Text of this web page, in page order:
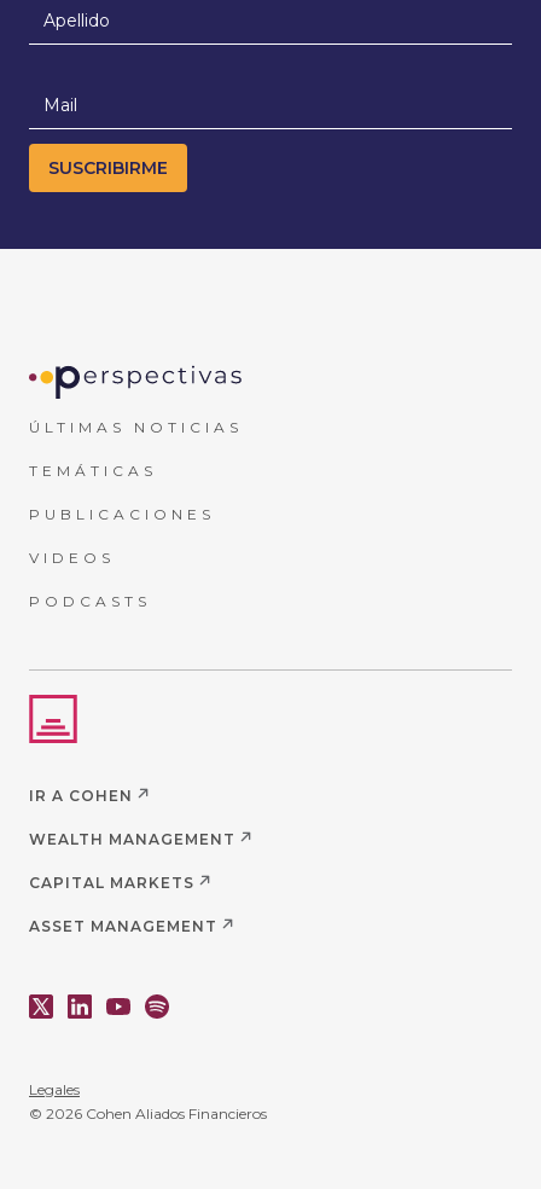
ÚLTIMAS NOTICIAS
TEMÁTICAS
PUBLICACIONES
VIDEOS
PODCASTS
IR A COHEN
WEALTH MANAGEMENT
CAPITAL MARKETS
ASSET MANAGEMENT
Legales
© 2026 Cohen Aliados Financieros